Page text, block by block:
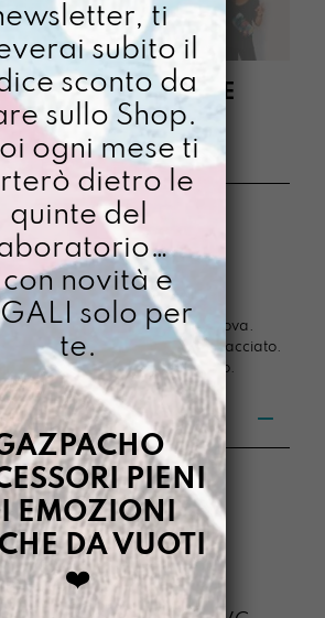
COSE
€58,00
15,5 x 27 x 4 cm ]
LO VOGLIO
nel nostro laboratorio di Padova.
lavorativi, pacco sempre tracciato.
di importo superiore ai 100 euro.
tutte le Gazpache con
facile
x 27 x 4 cm.
ti
subito il
sconto da
sullo Shop.
ogni mese ti
dietro le
quinte del
novità e
solo per
te.
PIENI
EMOZIONI
DA VUOTI
❤️